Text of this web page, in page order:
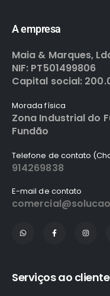
A empresa
Maia & Marques,
NIF: PT501499806
Capital social:
Morada física
Zona Industrial do
Fundão
Telefone de contato
914269838
E-mail de contato
Serviços ao cliente